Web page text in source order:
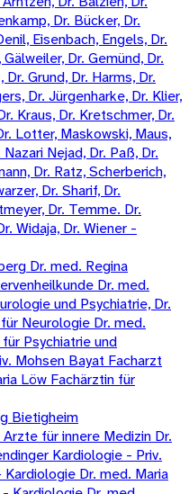
Dr. Bücker, Dr.
Eisenbach, Engels, Dr.
Dr. Gemünd, Dr.
Grund, Dr. Harms, Dr.
Dr. Jürgenharke, Dr. Klier,
Kraus, Dr. Kretschmer, Dr.
Lotter, Maskowski, Maus,
Nejad, Dr. Paß, Dr.
Dr. Ratz, Scherberich,
Dr. Sharif, Dr.
Dr. Temme. Dr.
Widaja, Dr. Wiener -
Dr. med. Regina
Dr. med.
und Psychiatrie, Dr.
Neurologie Dr. med.
Psychiatrie und
Mohsen Bayat Facharzt
Löw Fachärztin für
Bietigheim
für innere Medizin Dr.
Kardiologie - Priv.
Dr. med. Maria